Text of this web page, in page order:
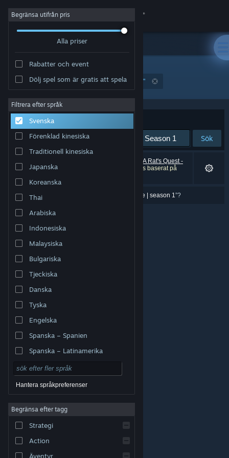
Logga in
Om
Support
Byt språk
Skaffa Steams mobilapp
Se skrivbordswebbplats
varumärken tillhör respektive ägare i USA och andra
Tillgänglighet
Återbetalningar|
Begränsa utifrån pris
Alla priser
Rabatter och event
Dölj spel som är gratis att spela
Filtrera efter språk
Svenska
Förenklad kinesiska
Traditionell kinesiska
Japanska
Koreanska
Thai
Arabiska
Indonesiska
Malaysiska
Bulgariska
Tjeckiska
Danska
Tyska
Engelska
Spanska – Spanien
Spanska – Latinamerika
Hantera språkpreferenser
Begränsa efter tagg
Strategi
Action
Äventyr
"A Rat's Quest - The Way Back Home | Season 1"
Sortera efter Relevans
Sök
A Rat's Quest -
The Way Back Home | Season 1
) har exkluderats baserat på
Menade du ” a rat's quest \- them way black home | season 1”?